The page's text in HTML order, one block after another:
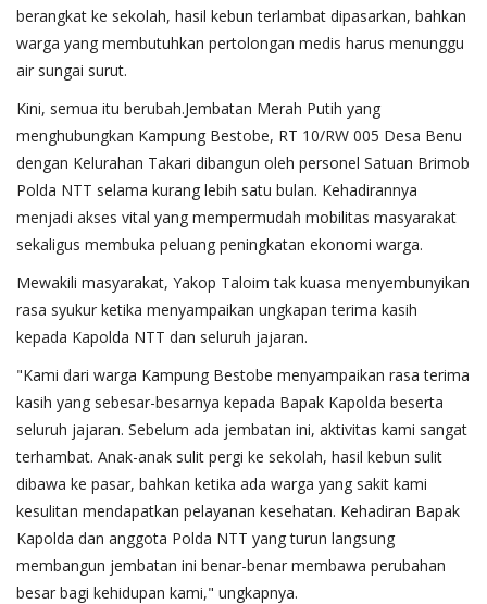
berangkat ke sekolah, hasil kebun terlambat dipasarkan, bahkan
warga yang membutuhkan pertolongan medis harus menunggu
air sungai surut.
Kini, semua itu berubah.Jembatan Merah Putih yang
menghubungkan Kampung Bestobe, RT 10/RW 005 Desa Benu
dengan Kelurahan Takari dibangun oleh personel Satuan Brimob
Polda NTT selama kurang lebih satu bulan. Kehadirannya
menjadi akses vital yang mempermudah mobilitas masyarakat
sekaligus membuka peluang peningkatan ekonomi warga.
Mewakili masyarakat, Yakop Taloim tak kuasa menyembunyikan
rasa syukur ketika menyampaikan ungkapan terima kasih
kepada Kapolda NTT dan seluruh jajaran.
"Kami dari warga Kampung Bestobe menyampaikan rasa terima
kasih yang sebesar-besarnya kepada Bapak Kapolda beserta
seluruh jajaran. Sebelum ada jembatan ini, aktivitas kami sangat
terhambat. Anak-anak sulit pergi ke sekolah, hasil kebun sulit
dibawa ke pasar, bahkan ketika ada warga yang sakit kami
kesulitan mendapatkan pelayanan kesehatan. Kehadiran Bapak
Kapolda dan anggota Polda NTT yang turun langsung
membangun jembatan ini benar-benar membawa perubahan
besar bagi kehidupan kami," ungkapnya.